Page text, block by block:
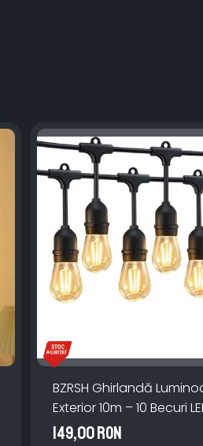
BZRSH Ghirlandă
Exterior 10m – 10 Becuri
IP66, incarcare la priza,
149,00 RON